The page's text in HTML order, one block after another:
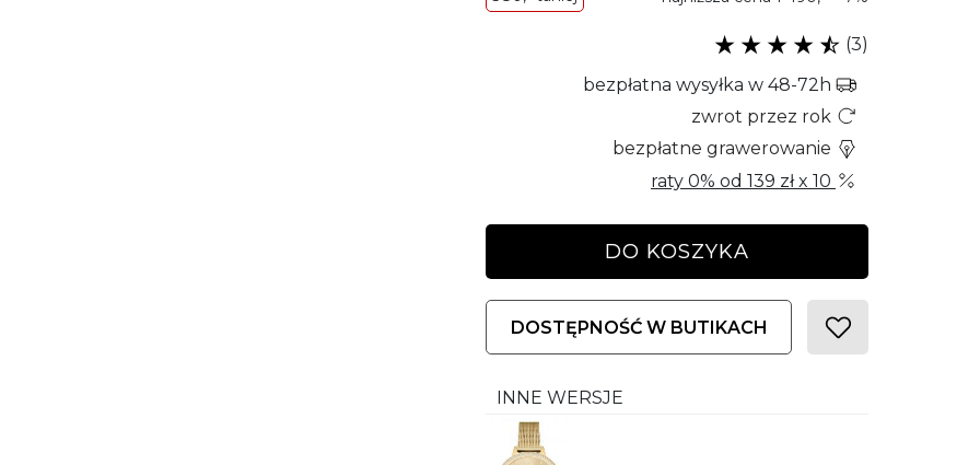
(3)
bezpłatna wysyłka w 48-72h
zwrot przez rok
bezpłatne grawerowanie
raty 0% od 139 złx 10
DO KOSZYKA
DOSTĘPNOŚĆ W BUTIKACH
INNE WERSJE